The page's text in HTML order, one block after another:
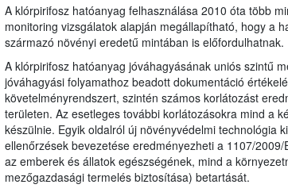
A klórpirifosz hatóanyag felhasználása 2010 óta több
monitoring vizsgálatok alapján megállapítható, hogy a
származó növényi eredetű mintában is előfordulhatnak.
A klórpirifosz hatóanyag jóváhagyásának uniós szintű
jóváhagyási folyamathoz beadott dokumentáció
követelményrendszert, szintén számos korlátozást
területen. Az esetleges további korlátozásokra mind a
készülnie. Egyik oldalról új növényvédelmi technológia
ellenőrzések bevezetése eredményezheti a 1107/
az emberek és állatok egészségének, mind a
mezőgazdasági termelés biztosítása) betartását.